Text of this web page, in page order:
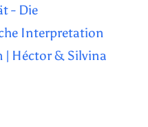
- Die
Interpretation
| Héctor & Silvina